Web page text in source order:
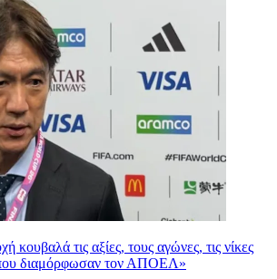
τις αξίες, τους αγώνες, τις νίκες
που διαμόρφωσαν τον ΑΠΟΕΛ»